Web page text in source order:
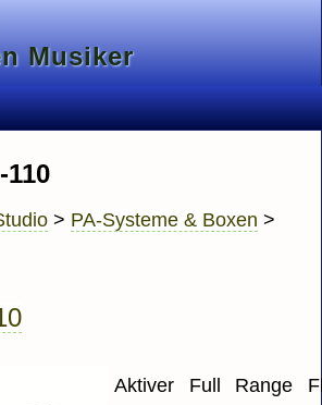
Musiker
> PA-Systeme & Boxen >
Aktiver Full Range